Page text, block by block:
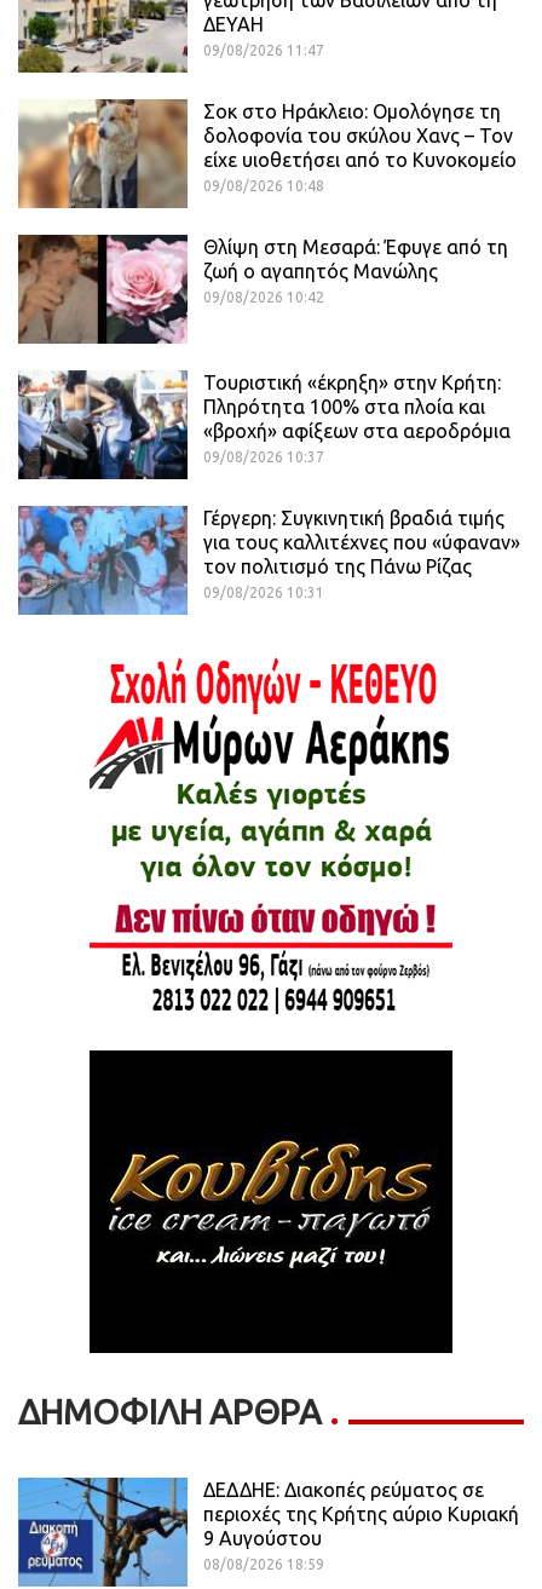
ΔΕΥΑΗ
09/08/2026 11:47
Σοκ στο Ηράκλειο: Ομολόγησε τη
δολοφονία του σκύλου Χανς – Τον
είχε υιοθετήσει από το Κυνοκομείο
09/08/2026 10:48
Θλίψη στη Μεσαρά: Έφυγε από τη
ζωή ο αγαπητός Μανώλης
09/08/2026 10:42
Τουριστική «έκρηξη» στην Κρήτη:
Πληρότητα 100% στα πλοία και
«βροχή» αφίξεων στα αεροδρόμια
09/08/2026 10:37
Γέργερη: Συγκινητική βραδιά τιμής
για τους καλλιτέχνες που «ύφαναν»
τον πολιτισμό της Πάνω Ρίζας
09/08/2026 10:31
ΔΗΜΟΦΙΛΗ ΑΡΘΡΑ
ΔΕΔΔΗΕ: Διακοπές ρεύματος σε
περιοχές της Κρήτης αύριο Κυριακή
9 Αυγούστου
08/08/2026 18:59